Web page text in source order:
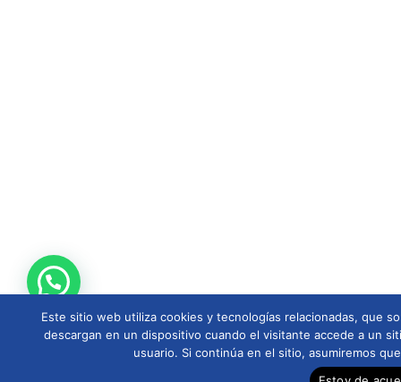
Este sitio web utiliza cookies y tecnologías relacionadas, que
descargan en un dispositivo cuando el visitante accede a un
usuario. Si continúa en el sitio, asumiremos